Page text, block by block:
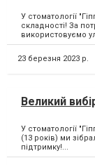
У стоматології
складності! За
використовуємо
23 березня 2023 р.
Великий
У стоматології
(13 років) ми
підтримку!...